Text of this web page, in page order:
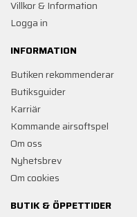
Villkor & Information
Logga in
INFORMATION
Butiken rekommenderar
Butiksguider
Karriär
Kommande airsoftspel
Om oss
Nyhetsbrev
Om cookies
BUTIK & ÖPPETTIDER